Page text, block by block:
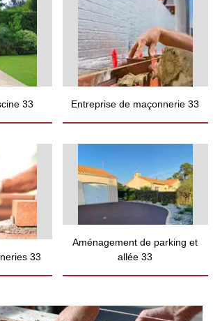
33 Entreprise de maçonnerie 33
33
Aménagement de parking et
allée 33